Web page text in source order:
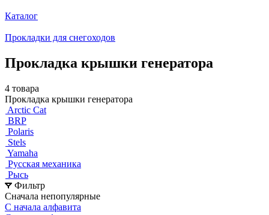
Каталог
Прокладки для снегоходов
Прокладка крышки генератора
4 товара
Прокладка крышки генератора
Arctic Cat
BRP
Polaris
Stels
Yamaha
Русская механика
Рысь
Фильтр
Сначала непопулярные
С начала алфавита